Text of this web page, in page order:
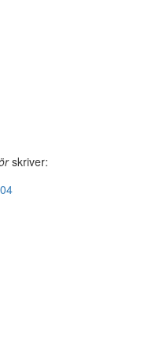
skriver: